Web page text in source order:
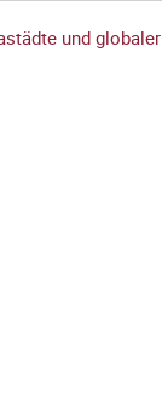
und globaler